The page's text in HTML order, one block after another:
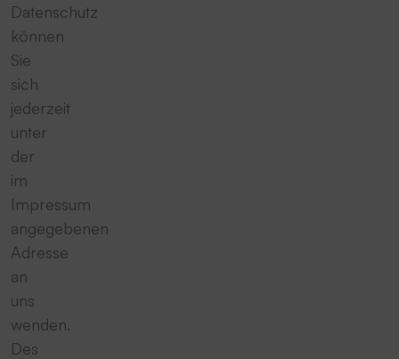
Datenschutz
können
Sie
sich
jederzeit
unter
der
im
Impressum
angegebenen
Adresse
an
uns
wenden.
Des